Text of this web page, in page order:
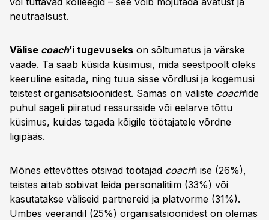
neutraalsust.
Välise coach’i tugevuseks on sõltumatus ja värske
vaade. Ta saab küsida küsimusi, mida seestpoolt oleks
keeruline esitada, ning tuua sisse võrdlusi ja kogemusi
teistest organisatsioonidest. Samas on väliste coach’ide
puhul sageli piiratud ressursside või eelarve tõttu
küsimus, kuidas tagada kõigile töötajatele võrdne
ligipääs.
Mõnes ettevõttes otsivad töötajad coach’i ise (26%),
teistes aitab sobivat leida personalitiim (33%) või
kasutatakse väliseid partnereid ja platvorme (31%).
Umbes veerandil (25%) organisatsioonidest on olemas